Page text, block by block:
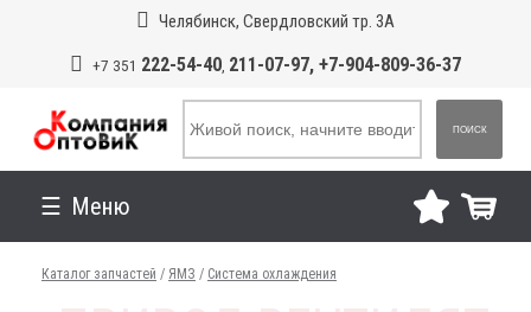
Челябинск, Свердловский тр. 3А
+7 351 222-54-40, 211-07-97, +7-904-809-36-37
ПОИСК
Меню
Каталог запчастей / ЯМЗ / Система охлаждения